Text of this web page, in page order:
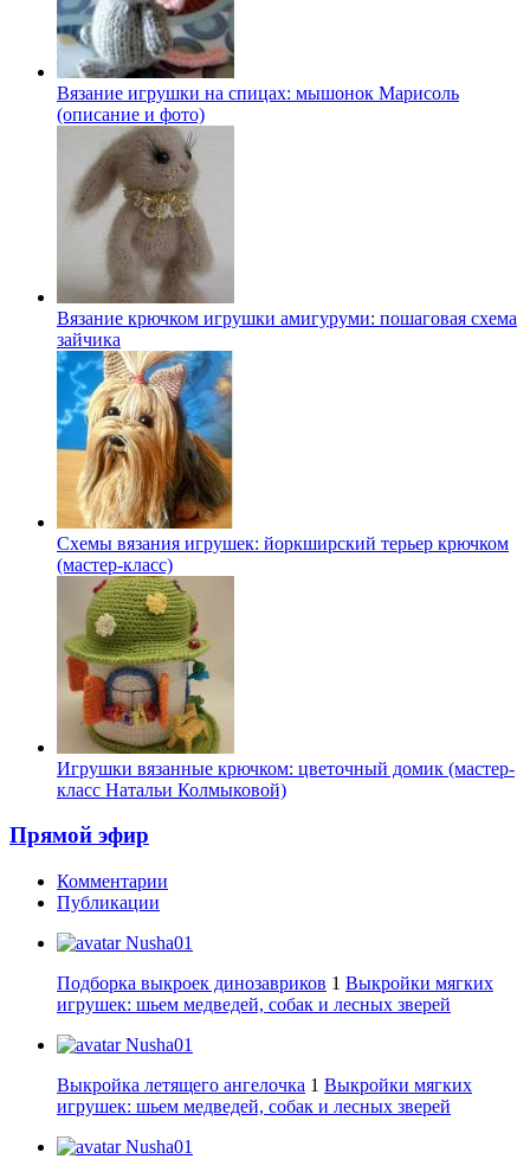
Вязание игрушки на спицах: мышонок Марисоль
(описание и фото)
Вязание крючком игрушки амигуруми: пошаговая схема
зайчика
Схемы вязания игрушек: йоркширский терьер крючком
(мастер-класс)
Игрушки вязанные крючком: цветочный домик (мастер-
класс Натальи Колмыковой)
Прямой эфир
Комментарии
Публикации
Nusha01
Подборка выкроек динозавриков 1 Выкройки мягких
игрушек: шьем медведей, собак и лесных зверей
Nusha01
Выкройка летящего ангелочка 1 Выкройки мягких
игрушек: шьем медведей, собак и лесных зверей
Nusha01